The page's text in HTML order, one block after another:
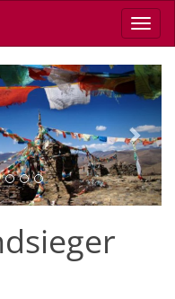
Next